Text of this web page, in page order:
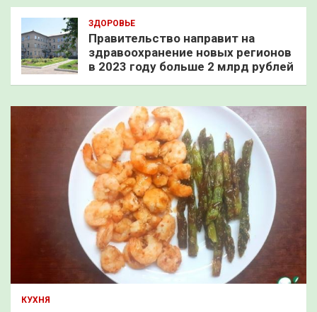
ЗДОРОВЬЕ
Правительство направит на
здравоохранение новых регионов
в 2023 году больше 2 млрд рублей
КУХНЯ